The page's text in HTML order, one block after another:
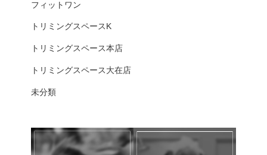
フィットワン
トリミングスペースK
トリミングスペース本店
トリミングスペース大在店
未分類